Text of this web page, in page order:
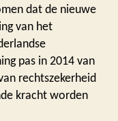
dat de nieuwe
van het
pas in 2014 van
rechtszekerheid
kracht worden